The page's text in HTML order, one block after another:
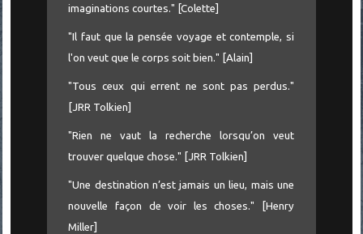
imaginations courtes." [Colette]
"Il faut que la pensée voyage et contemple, si
l'on veut que le corps soit bien." [Alain]
"Tous ceux qui errent ne sont pas perdus."
[JRR Tolkien]
"Rien ne vaut la recherche lorsqu’on veut
trouver quelque chose." [JRR Tolkien]
"Une destination n’est jamais un lieu, mais une
nouvelle façon de voir les choses." [Henry
Miller]